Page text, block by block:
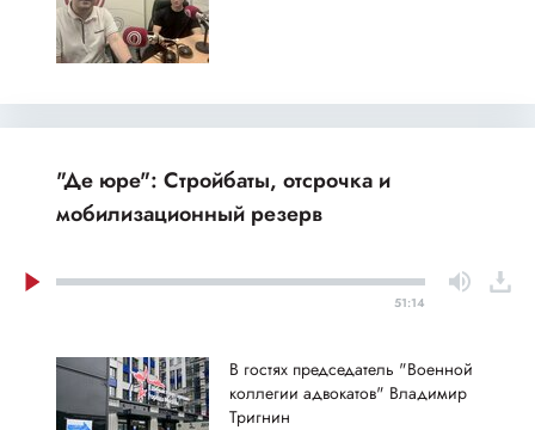
"Де юре": Стройбаты, отсрочка и
мобилизационный резерв
51:14
В гостях председатель "Военной
коллегии адвокатов" Владимир
Тригнин